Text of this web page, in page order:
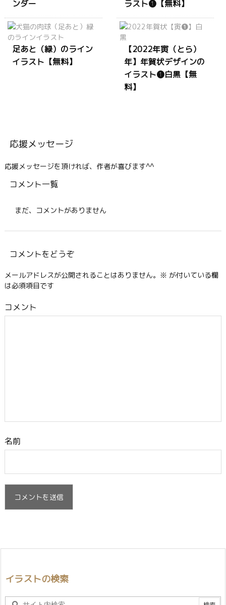
ンダー ラスト❶【無料】
足あと（緑）のライン
イラスト【無料】
【2022年寅（とら）
年】年賀状デザインの
イラスト❶白黒【無
料】
応援メッセージ
応援メッセージを頂ければ、作者が喜びます^^
コメント一覧
まだ、コメントがありません
コメントをどうぞ
メールアドレスが公開されることはありません。 ※ が付いている欄
は必須項目です
コメント
名前
イラストの検索